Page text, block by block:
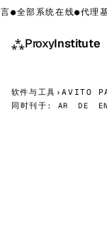
●全部系统在线●代理基
⁂ProxyInstitute
软件与工具 ›AVITO
同时刊于:
AR DE EN